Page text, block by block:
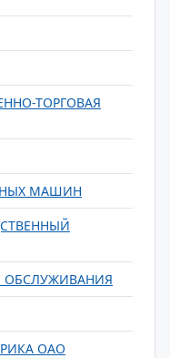
ТОРГОВАЯ
МАШИН
ОБСЛУЖИВАНИЯ
ОАО